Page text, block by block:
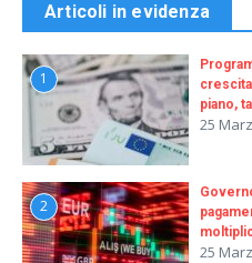
Articoli in evidenza
1
piano,
25
2
25